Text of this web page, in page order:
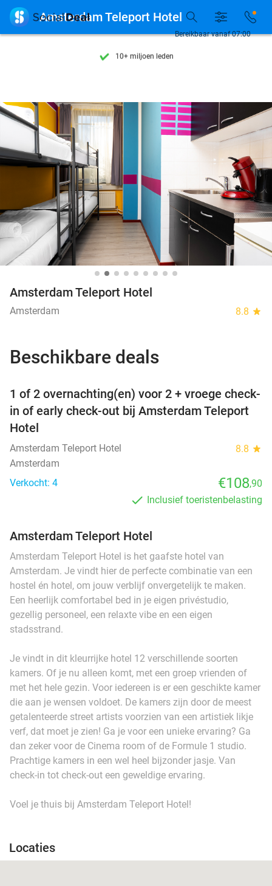
7 dagen per week beschikbaar
10+ miljoen leden
7 dagen per week beschikbaar
Bereikbaar vanaf 07:00
 Amsterdam Teleport Hotel
Amsterdam Teleport Hotel
Amsterdam 8.8 star
Beschikbare deals
1 of 2 overnachting(en) voor 2 + vroege check-
in of early check-out bij Amsterdam Teleport
Hotel
Amsterdam Teleport Hotel 8.8 star
Amsterdam
Verkocht: 4
€108,90
Inclusief toeristenbelasting
Amsterdam Teleport Hotel
Amsterdam Teleport Hotel is het gaafste hotel van
Amsterdam. Je vindt hier de perfecte combinatie van een
hostel én hotel, om jouw verblijf onvergetelijk te maken.
Een heerlijk comfortabel bed in je eigen privéstudio,
gezellig personeel, een relaxte vibe en een eigen
stadsstrand.
Je vindt in dit kleurrijke hotel 12 verschillende soorten
kamers. Of je nu alleen komt, met een groep vrienden of
met het hele gezin. Voor iedereen is er een geschikte kamer
die aan je wensen voldoet. De kamers zijn door de meest
getalenteerde street artists voorzien van een artistiek likje
verf, dat moet je zien! Ga je voor een unieke ervaring? Ga
dan zeker voor de Cinema room of de Formule 1 studio.
Prachtige kamers in een wel heel bijzonder jasje. Van
check-in tot check-out een geweldige ervaring.
Voel je thuis bij Amsterdam Teleport Hotel!
Locaties